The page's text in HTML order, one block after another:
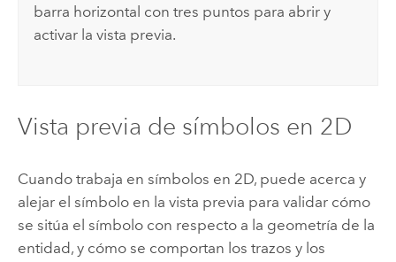
barra horizontal con tres puntos para abrir y
activar la vista previa.
Vista previa de símbolos en 2D
Cuando trabaja en símbolos en 2D, puede acerca y
alejar el símbolo en la vista previa para validar cómo
se sitúa el símbolo con respecto a la geometría de la
entidad, y cómo se comportan los trazos y los